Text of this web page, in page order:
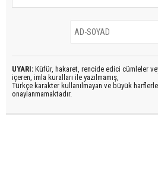
UYARI: Küfür, hakaret, rencide edici cümleler
içeren, imla kuralları ile yazılmamış,
Türkçe karakter kullanılmayan ve büyük
onaylanmamaktadır.